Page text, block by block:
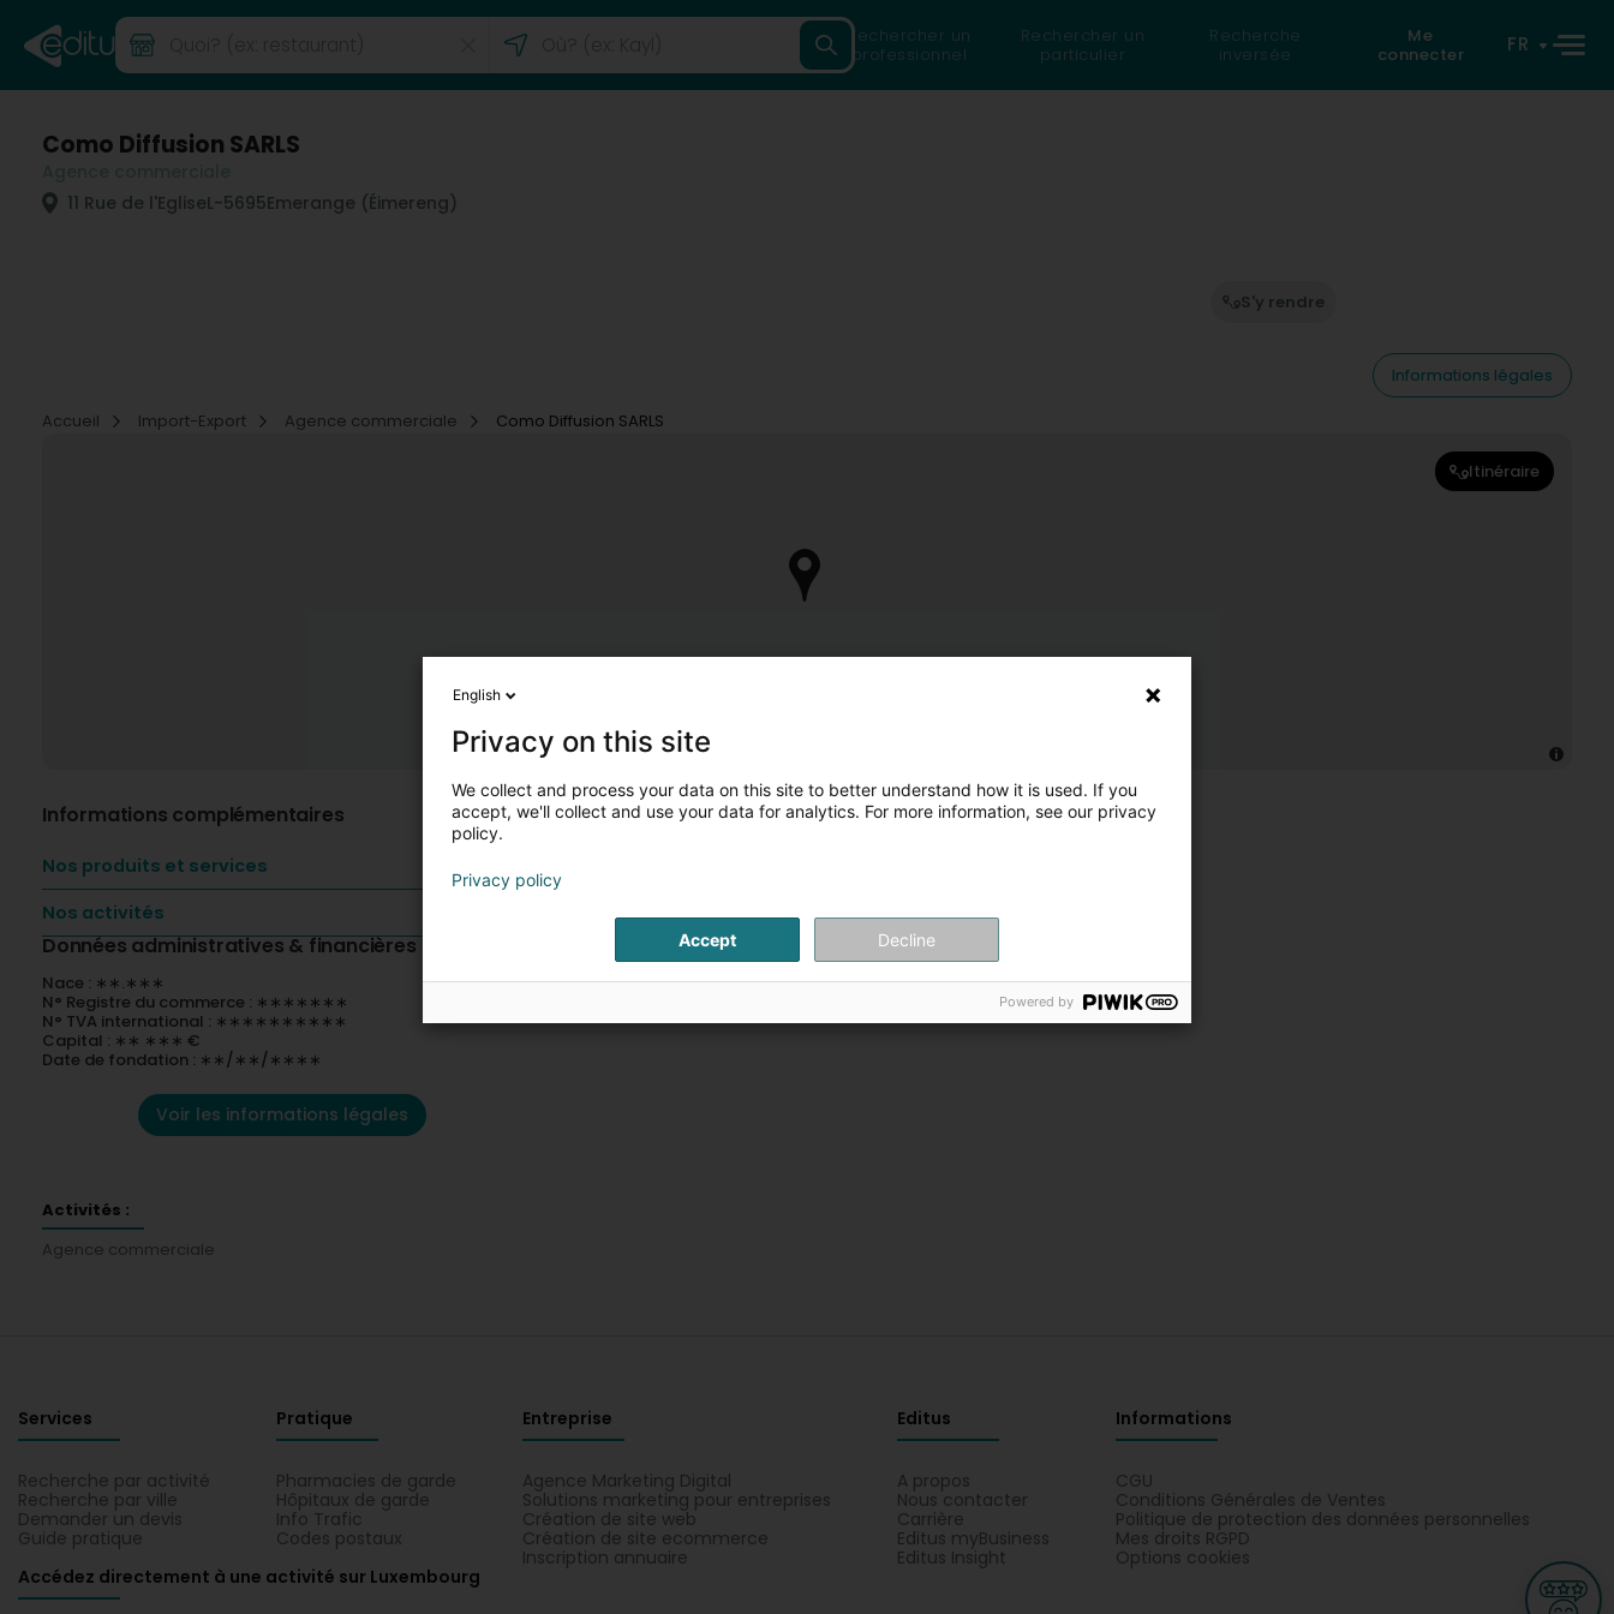
Rechercher un
professionnel
Rechercher un
particulier
Recherche
inversée
Me
connecter
FR
Como Diffusion SARLS
11 Rue de l'EgliseL-5695Emerange (Éimereng)
S'y rendre
Informations légales
Accueil
Import-Export Agence commerciale Como Diffusion SARLS
Itinéraire
Informations complémentaires
Nos produits et services
Nos activités
Données administratives & financières
Nace : ∗∗.∗∗∗
N° Registre du commerce : ∗∗∗∗∗∗∗
N° TVA international : ∗∗∗∗∗∗∗∗∗∗
Capital : ∗∗ ∗∗∗ €
Date de fondation : ∗∗/∗∗/∗∗∗∗
Voir les informations légales
Activités :
Agence commerciale
Services
Recherche par activité
Recherche par ville
Demander un devis
Guide pratique
Pratique
Pharmacies de garde
Hôpitaux de garde
Info Trafic
Codes postaux
Entreprise
Agence Marketing Digital
Solutions marketing pour entreprises
Création de site web
Création de site ecommerce
Inscription annuaire
Editus
A propos
Nous contacter
Carrière
Editus myBusiness
Editus Insight
Informations
CGU
Conditions Générales de Ventes
Politique de protection des données personnelles
Mes droits RGPD
Options cookies
Accédez directement à une activité sur Luxembourg
English
Privacy on this site
We collect and process your data on this site to better understand how it is used. If you
accept, we'll collect and use your data for analytics. For more information, see our privacy
policy.
Privacy policy
Accept Decline
Powered by